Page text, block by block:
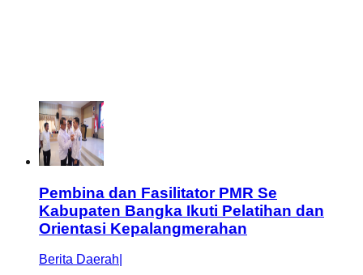
Pembina dan Fasilitator PMR Se
Kabupaten Bangka Ikuti Pelatihan dan
Orientasi Kepalangmerahan
Berita Daerah